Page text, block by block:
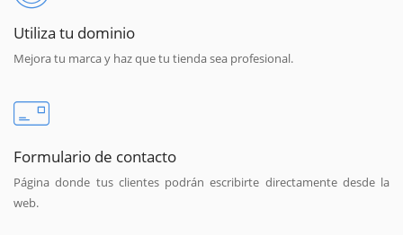
Utiliza tu dominio
Mejora tu marca y haz que tu tienda sea profesional.
Formulario de contacto
Página donde tus clientes podrán escribirte directamente desde la
web.